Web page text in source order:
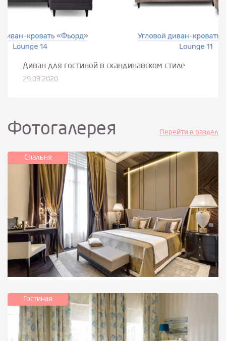
Диван для гостиной в скандинавском стиле
29.03.2020
Фотогалерея Перейти в раздел
Спальня
Гостиная